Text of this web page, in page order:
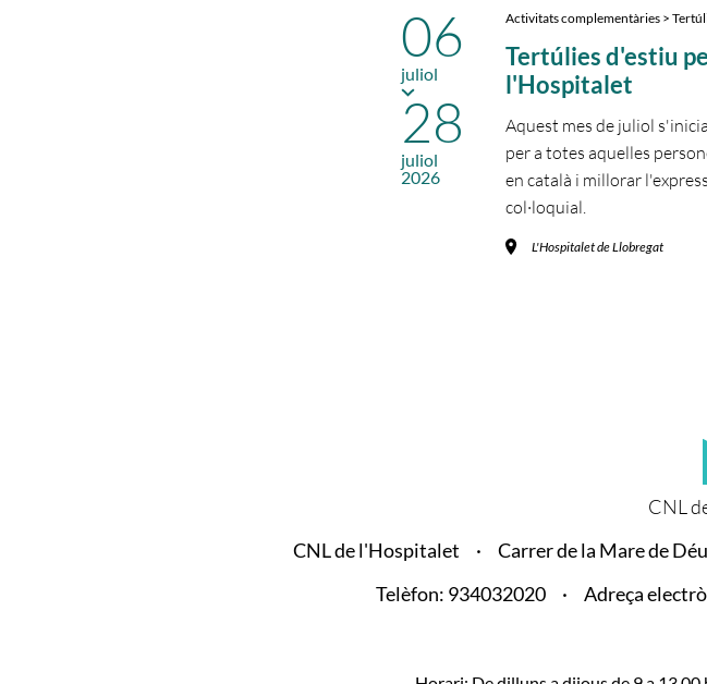
Activitats complementàries >
Tertúlies d'estiu
l'Hospitalet
Aquest mes de juliol
per a totes aquelles
en català i millorar
col·loquial.
L'Hospitalet de Llobregat
06
juliol
28
juliol
2026
CNL
CNL de l'Hospitalet
Carrer de la Mare de
Telèfon: 934032020
Adreça